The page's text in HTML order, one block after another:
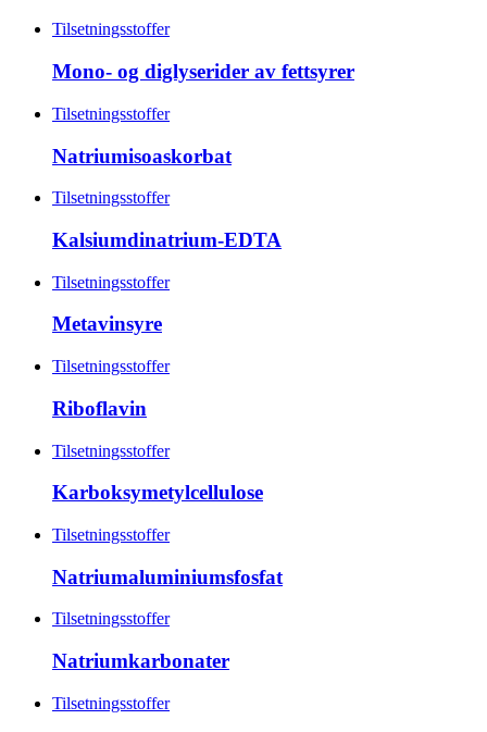
Tilsetningsstoffer
Mono- og diglyserider av fettsyrer
Tilsetningsstoffer
Natriumisoaskorbat
Tilsetningsstoffer
Kalsiumdinatrium-EDTA
Tilsetningsstoffer
Metavinsyre
Tilsetningsstoffer
Riboflavin
Tilsetningsstoffer
Karboksymetylcellulose
Tilsetningsstoffer
Natriumaluminiumsfosfat
Tilsetningsstoffer
Natriumkarbonater
Tilsetningsstoffer